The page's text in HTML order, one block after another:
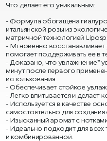
Что делает его уникальным:
Формула обогащена
итальянской розы из
матричной технологией
Мгновенно
помогает поддерживать ее в
Доказано, что увлажнение*
минут после первого
использования
Обеспечивает стойкое
Легко впитывается и делает
Используется в качестве
самостоятельно для
Изысканный аромат с
Идеально подходит для
и комбинированной.